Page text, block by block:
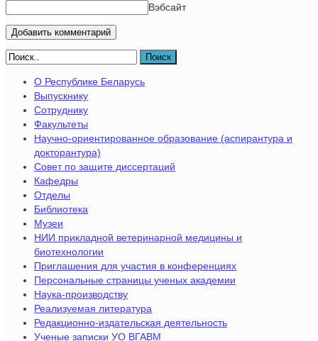
Вэбсайт
Поиск
О Республике Беларусь
Выпускнику
Сотруднику
Факультеты
Научно-ориентированное образование (аспирантура и
докторантура)
Совет по защите диссертаций
Кафедры
Отделы
Библиотека
Музеи
НИИ прикладной ветеринарной медицины и
биотехнологии
Приглашения для участия в конференциях
Персональные страницы ученых академии
Наука-производству
Реализуемая литература
Редакционно-издательская деятельность
Ученые записки УО ВГАВМ